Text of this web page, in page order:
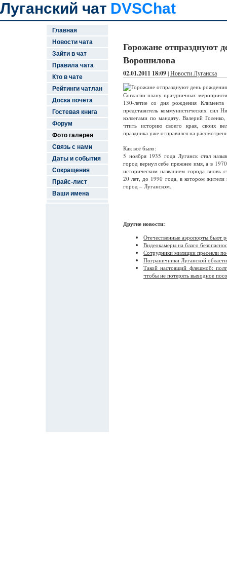
Луганский чат DVSChat
Главная
Новости чата
Зайти в чат
Правила чата
Кто в чате
Рейтинги чатлан
Доска почета
Гостевая книга
Форум
Фото галерея
Связь с нами
Даты и события
Сокращения
Прайс-лист
Ваши имена
Горожане отпразднуют
Ворошилова
02.01.2011 18:09|Новости Луганска
Согласно плану праздничных
130-летие со дня рождения
представитель коммунистических сил
коллегами по мандату. Валерий
чтить историю своего края, своих
праздника уже отправился на
Как всё было:
5 ноября 1935 года Луганск стал
город вернул себе прежнее имя, а в
историческим названием города вновь
20 лет, до 1990 года, в котором жители
город – Луганском.
Другие новости:
Отечественные аэропорты бьют
Видеокамеры на благо
Сотрудники милиции пресекли
Пограничники Луганской
Такой настоящий флешмоб:
чтобы не потерять выходное